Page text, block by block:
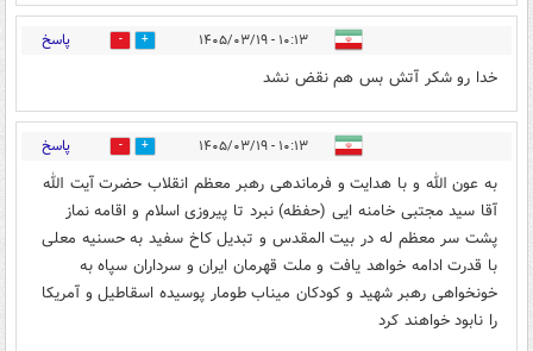
۱۰:۱۳ - ۱۴۰۵/۰۳/۱۹ 2 پاسخ
خدا رو شکر آتش بس هم نقض نشد
۱۰:۱۳ - ۱۴۰۵/۰۳/۱۹ 3 پاسخ
به عون الله و با هدایت و فرماندهی رهبر معظم انقلاب حضرت آیت الله
آقا سید مجتبی خامنه ایی (حفظه) نبرد تا پیروزی اسلام و اقامه نماز
پشت سر معظم له در بیت المقدس و تبدیل کاخ سفید به حسنیه معلی
با قدرت ادامه خواهد یافت و ملت قهرمان ایران و سرداران سپاه به
خونخواهی رهبر شهید و کودکان میناب طومار پوسیده اسقاطیل و آمریکا
را نابود خواهند کرد